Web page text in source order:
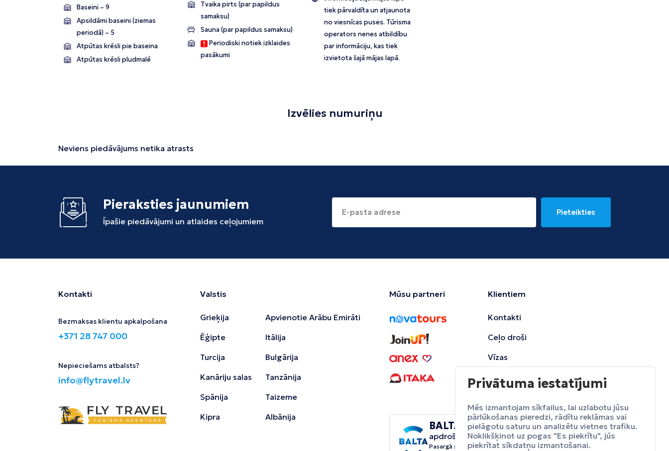
Baseini – 9
Apsildāmi baseini (ziemas
periodā) – 5
Atpūtas krēsli pie baseina
Atpūtas krēsli pludmalē
Tvaika pirts (par papildus
samaksu)
Sauna (par papildus samaksu)
Periodiski notiek izklaides
pasākumi
tiek pārvaldīta un atjaunota
no viesnīcas puses. Tūrisma
operators nenes atbildību
par informāciju, kas tiek
izvietota šajā mājas lapā.
Izvēlies numuriņu
Neviens piedāvājums netika atrasts
Pieraksties jaunumiem
Īpašie piedāvājumi un atlaides ceļojumiem
Pieteikties
Kontakti
Bezmaksas klientu apkalpošana
+371 28 747 000
Nepieciešams atbalsts?
info@flytravel.lv
Valstis
Grieķija
Ēģipte
Turcija
Kanāriju salas
Spānija
Kipra
Apvienotie Arābu Emirāti
Itālija
Bulgārija
Tanzānija
Taizeme
Albānija
Mūsu partneri Klientiem
Kontakti
Ceļo droši
Vīzas
BALTA
ceļojumu
apdrošināšana
Pasargā sevi no neparedzētiem
Apdrošināt
Privātuma iestatījumi
Mēs izmantojam sīkfailus, lai uzlabotu jūsu
pārlūkošanas pieredzi, rādītu reklāmas vai
pielāgotu saturu un analizētu vietnes trafiku.
Noklikšķinot uz pogas "Es piekrītu", jūs
piekrītat sīkdatņu izmantošanai.